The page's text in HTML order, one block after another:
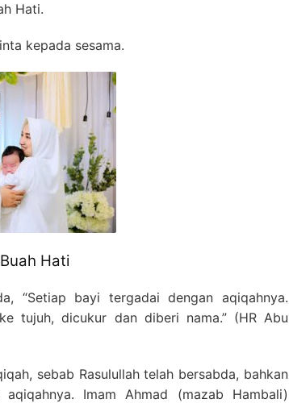
Hati.
kepada sesama.
Hati
“Setiap bayi tergadai dengan aqiqahnya.
tujuh, dicukur dan diberi nama.” (HR Abu
sebab Rasulullah telah bersabda, bahkan
Imam Ahmad (mazab Hambali)